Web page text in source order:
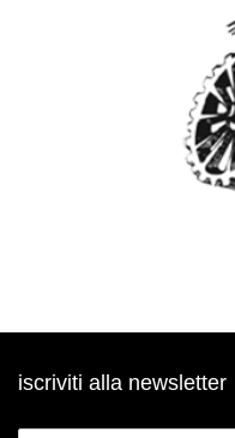
iscriviti alla newsletter